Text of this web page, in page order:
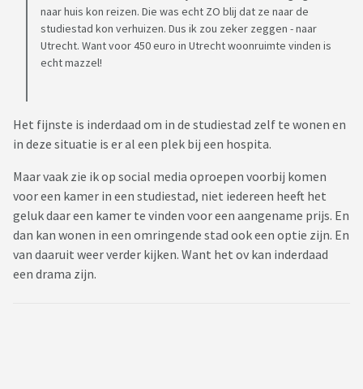
naar huis kon reizen. Die was echt ZO blij dat ze naar de
studiestad kon verhuizen. Dus ik zou zeker zeggen - naar
Utrecht. Want voor 450 euro in Utrecht woonruimte vinden is
echt mazzel!
Het fijnste is inderdaad om in de studiestad zelf te wonen en
in deze situatie is er al een plek bij een hospita.
Maar vaak zie ik op social media oproepen voorbij komen
voor een kamer in een studiestad, niet iedereen heeft het
geluk daar een kamer te vinden voor een aangename prijs. En
dan kan wonen in een omringende stad ook een optie zijn. En
van daaruit weer verder kijken. Want het ov kan inderdaad
een drama zijn.